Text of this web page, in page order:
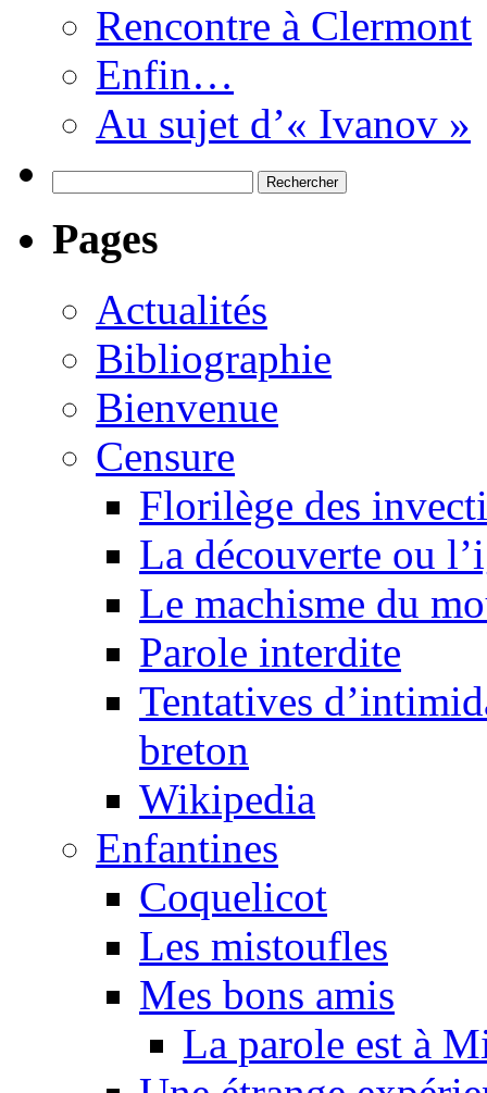
Rencontre à Clermont
Enfin…
Au sujet d’« Ivanov »
Pages
Actualités
Bibliographie
Bienvenue
Censure
Florilège des
La découverte ou
Le machisme du
Parole interdite
Tentatives
breton
Wikipedia
Enfantines
Coquelicot
Les mistoufles
Mes bons amis
La parole est à